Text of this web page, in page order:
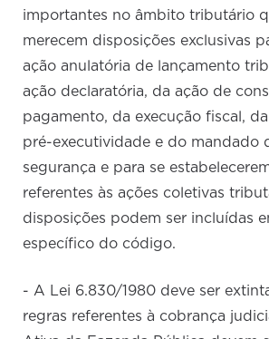
importantes no âmbito tributário
merecem disposições exclusivas
ação anulatória de lançamento
ação declaratória, da ação de
pagamento, da execução fiscal,
pré-executividade e do mandado
segurança e para se
referentes às ações coletivas
disposições podem ser incluídas
específico do código.
- A Lei 6.830/1980 deve ser
regras referentes à cobrança